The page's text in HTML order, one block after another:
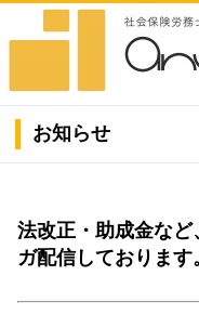
お知らせ
法改正・助成金な
ガ配信しております